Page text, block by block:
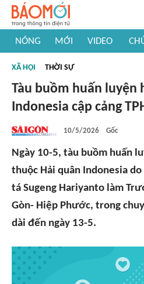
NÓNG MỚI VIDEO
#Khám phá thế giới
XÃ HỘI THỜI SỰ
Tàu buồm huấn luyện
Indonesia cập cảng
10/5/2026 Gốc
Ngày 10-5, tàu buồm huấn
thuộc Hải quân Indonesia
tá Sugeng Hariyanto làm
Gòn- Hiệp Phước, trong
dài đến ngày 13-5.